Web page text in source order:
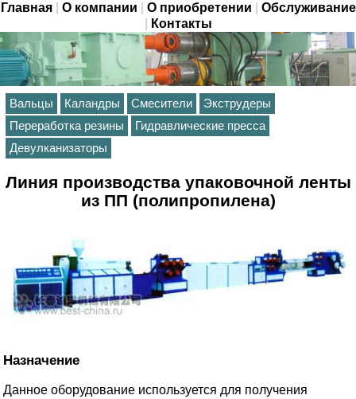
Главная| О компании О приобретении
Обслуживание
Контакты
Вальцы Каландры Смесители
Экструдеры
Переработка резины
Гидравлические пресса
Девулканизаторы
Линия производства упаковочной ленты
из ПП (полипропилена)
Назначение
Данное оборудование используется для получения